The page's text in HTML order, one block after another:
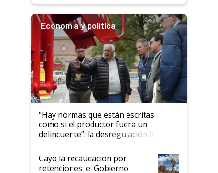
Economía y política
"Hay normas que están escritas
como si el productor fuera un
delincuente”: la desregulación llegó
al Congreso Aapresid y hasta se
habló del financiamiento al IPCVA
Cayó la recaudación por
retenciones: el Gobierno